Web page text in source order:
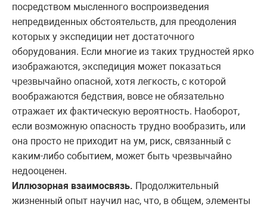
посредством мысленного воспроизведения
непредвиденных обстоятельств, для преодоления
которых у экспедиции нет достаточного
оборудования. Если многие из таких трудностей ярко
изображаются, экспедиция может показаться
чрезвычайно опасной, хотя легкость, с которой
воображаются бедствия, вовсе не обязательно
отражает их фактическую вероятность. Наоборот,
если возможную опасность трудно вообразить, или
она просто не приходит на ум, риск, связанный с
каким-либо событием, может быть чрезвычайно
недооценен.
Иллюзорная взаимосвязь. Продолжительный
жизненный опыт научил нас, что, в общем, элементы